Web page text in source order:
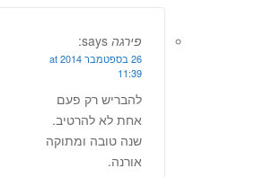
פירגה says:
26 בספטמבר 2014 at
11:39
להבריש רק פעם
אחת לא להרטיב.
שנה טובה ומתוקה
אורנה.